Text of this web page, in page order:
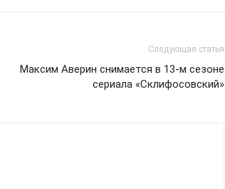
Следующая статья
Максим Аверин снимается в 13-м сезоне
сериала «Склифосовский»